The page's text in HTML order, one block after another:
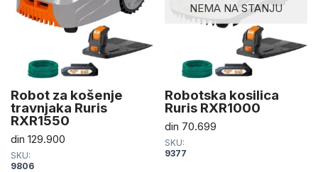
Robot za košenje
travnjaka Ruris
RXR1550
din 129.900
SKU:
9806
NEMA NA STANJU
Robotska kosilica
Ruris RXR1000
din 70.699
SKU:
9377